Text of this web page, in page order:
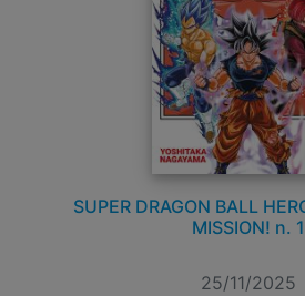
SUPER DRAGON BALL
MISSION! n. 1
25/11/2025